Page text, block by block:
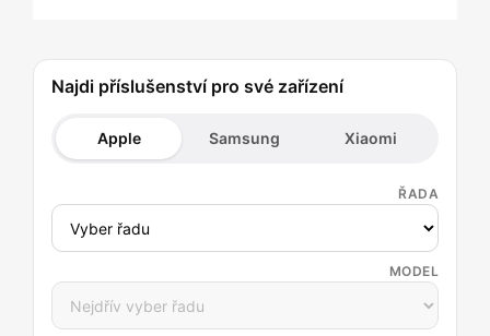
Najdi příslušenství pro své zařízení
Apple Samsung Xiaomi
ŘADA
MODEL